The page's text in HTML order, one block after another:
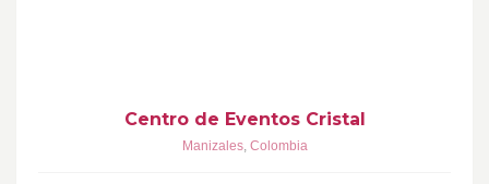
Centro de Eventos Cristal
Manizales, Colombia